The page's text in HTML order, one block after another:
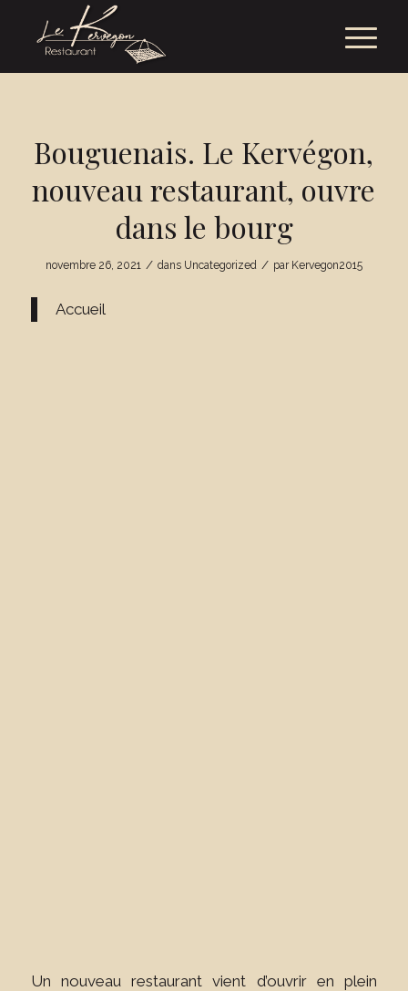
Bouguenais. Le Kervégon,
nouveau restaurant, ouvre
dans le bourg
novembre 26, 2021 / dans Uncategorized / par Kervegon2015
Accueil
Un nouveau restaurant vient d’ouvrir en plein